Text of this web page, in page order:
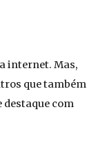
internet. Mas,
que também
destaque com